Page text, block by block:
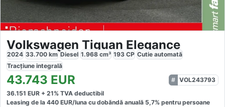
Volkswagen Tiguan Elegance
2024 33.700 km Diesel 1.968 cm³ 193 CP Cutie automată
Tracțiune integrală
43.743 EUR
VOL243793
36.151 EUR + 21% TVA deductibil
Leasing de la 440 EUR/luna cu dobăndă anuală 5,7% pentru persoane